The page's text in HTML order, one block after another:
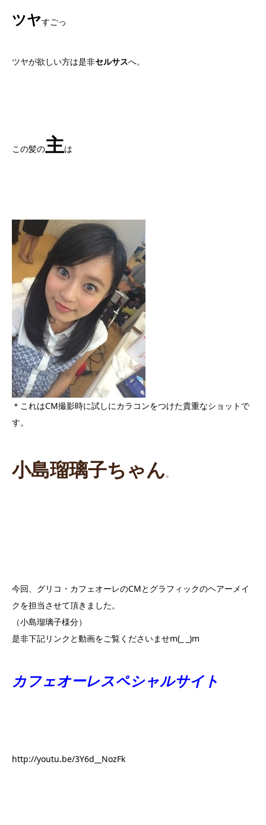
ツヤすごっ
ツヤが欲しい方は是非セルサスへ。
この髪の主は
＊これはCM撮影時に試しにカラコンをつけた貴重なショットで
す。
小島瑠璃子ちゃん。
今回、グリコ・カフェオーレのCMとグラフィックのヘアーメイ
クを担当させて頂きました。
（小島瑠璃子様分）
是非下記リンクと動画をご覧くださいませm(_ _)m
カフェオーレスペシャルサイト
http://youtu.be/3Y6d__NozFk